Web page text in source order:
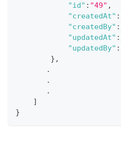
"id" : "49" ,
"createdAt" :
"createdBy" :
"updatedAt" :
"updatedBy" :
} ,
       .
       .
       .
]
}